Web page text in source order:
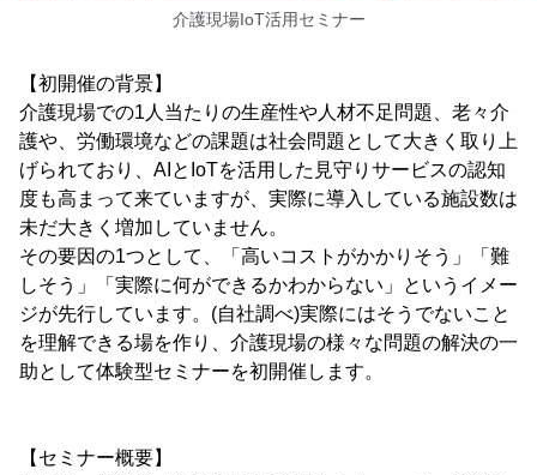
介護現場IoT活用セミナー
【初開催の背景】
介護現場での1人当たりの生産性や人材不足問題、老々介
護や、労働環境などの課題は社会問題として大きく取り上
げられており、AIとIoTを活用した見守りサービスの認知
度も高まって来ていますが、実際に導入している施設数は
未だ大きく増加していません。
その要因の1つとして、「高いコストがかかりそう」「難
しそう」「実際に何ができるかわからない」というイメー
ジが先行しています。(自社調べ)実際にはそうでないこと
を理解できる場を作り、介護現場の様々な問題の解決の一
助として体験型セミナーを初開催します。
【セミナー概要】